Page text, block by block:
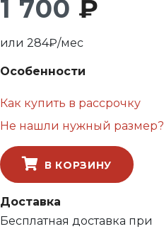
1 700 ₽
или284₽/мес
Особенности
Как купить в рассрочку
Не нашли нужный размер?
В КОРЗИНУ
Доставка
Бесплатная доставка при